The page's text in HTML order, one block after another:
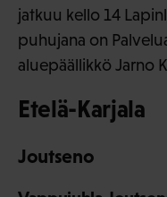
jatkuu kello 14
puhujana on
aluepäällikkö Jarno
Etelä-Karjala
Joutseno